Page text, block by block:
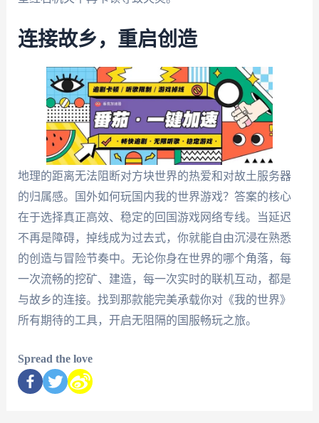
连接故乡，重启创造
地理的距离无法阻断对方块世界的热爱和对故土服务器
的归属感。国外如何玩国内我的世界游戏？答案的核心
在于选择真正高效、稳定的回国游戏网络专线。当延迟
不再是障碍，掉线成为过去式，你就能自由沉浸在熟悉
的创造与冒险节奏中。无论你身在世界的哪个角落，每
一次流畅的挖矿、建造，每一次实时的联机互动，都是
与故乡的连接。找到那款能完美承载你对《我的世界》
所有期待的工具，开启无阻隔的国服畅玩之旅。
Spread the love